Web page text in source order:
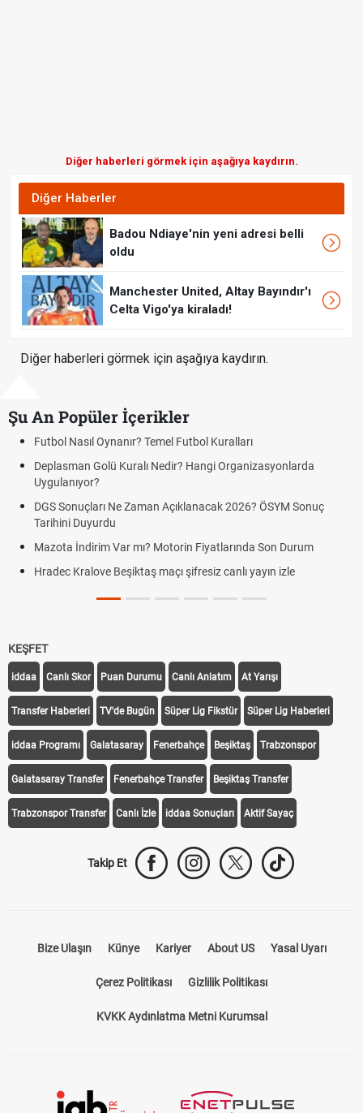
Diğer haberleri görmek için aşağıya kaydırın.
Diğer Haberler
Badou Ndiaye'nin yeni adresi belli
oldu
Manchester United, Altay Bayındır'ı
Celta Vigo'ya kiraladı!
Diğer haberleri görmek için aşağıya kaydırın.
Şu An Popüler İçerikler
Futbol Nasıl Oynanır? Temel Futbol Kuralları
Deplasman Golü Kuralı Nedir? Hangi Organizasyonlarda
Uygulanıyor?
DGS Sonuçları Ne Zaman Açıklanacak 2026? ÖSYM Sonuç
Tarihini Duyurdu
Mazota İndirim Var mı? Motorin Fiyatlarında Son Durum
Hradec Kralove Beşiktaş maçı şifresiz canlı yayın izle
KEŞFET
iddaa Canlı Skor Puan Durumu Canlı Anlatım At Yarışı
Transfer Haberleri TV'de Bugün Süper Lig Fikstür Süper Lig Haberleri
iddaa Programı Galatasaray Fenerbahçe Beşiktaş Trabzonspor
Galatasaray Transfer Fenerbahçe Transfer Beşiktaş Transfer
Canlı İzle iddaa Sonuçları Aktif Sayaç
Künye Kariyer About US
Çerez Politikası Gizlilik Politikası